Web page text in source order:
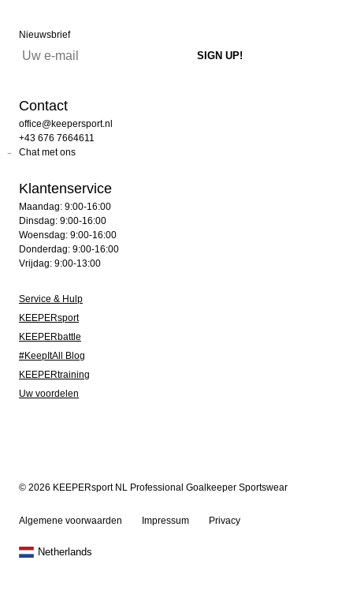
Nieuwsbrief
Contact
office@keepersport.nl
+43 676 7664611
Chat met ons
Klantenservice
Maandag: 9:00-16:00
Dinsdag: 9:00-16:00
Woensdag: 9:00-16:00
Donderdag: 9:00-16:00
Vrijdag: 9:00-13:00
Service & Hulp
KEEPERsport
KEEPERbattle
#KeepItAll Blog
KEEPERtraining
Uw voordelen
© 2026 KEEPERsport NL Professional Goalkeeper Sportswear
Algemene voorwaarden Impressum Privacy
Netherlands